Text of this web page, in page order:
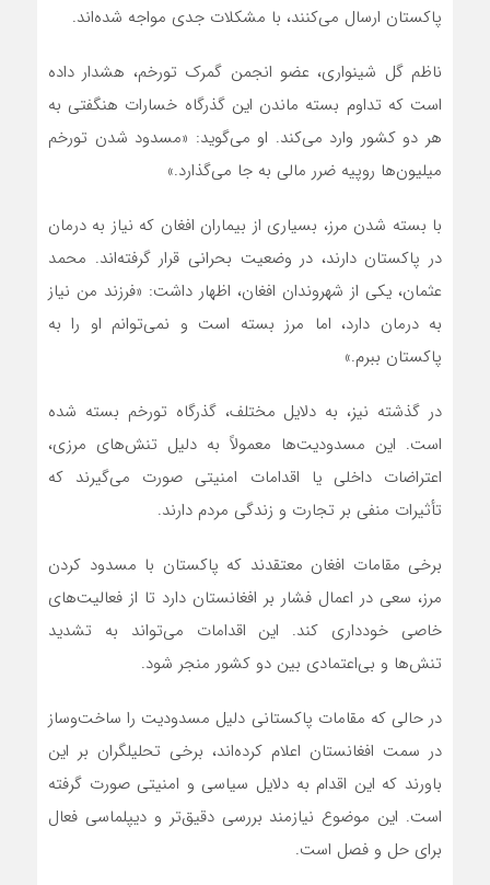
پاکستان ارسال می‌کنند، با مشکلات جدی مواجه شده‌اند.
ناظم گل شینواری، عضو انجمن گمرک تورخم، هشدار داده
است که تداوم بسته ماندن این گذرگاه خسارات هنگفتی به
هر دو کشور وارد می‌کند. او می‌گوید: «مسدود شدن تورخم
میلیون‌ها روپیه ضرر مالی به جا می‌گذارد.»
با بسته شدن مرز، بسیاری از بیماران افغان که نیاز به درمان
در پاکستان دارند، در وضعیت بحرانی قرار گرفته‌اند. محمد
عثمان، یکی از شهروندان افغان، اظهار داشت: «فرزند من نیاز
به درمان دارد، اما مرز بسته است و نمی‌توانم او را به
پاکستان ببرم.»
در گذشته نیز، به دلایل مختلف، گذرگاه تورخم بسته شده
است. این مسدودیت‌ها معمولاً به دلیل تنش‌های مرزی،
اعتراضات داخلی یا اقدامات امنیتی صورت می‌گیرند که
تأثیرات منفی بر تجارت و زندگی مردم دارند.
برخی مقامات افغان معتقدند که پاکستان با مسدود کردن
مرز، سعی در اعمال فشار بر افغانستان دارد تا از فعالیت‌های
خاصی خودداری کند. این اقدامات می‌تواند به تشدید
تنش‌ها و بی‌اعتمادی بین دو کشور منجر شود.
در حالی که مقامات پاکستانی دلیل مسدودیت را ساخت‌وساز
در سمت افغانستان اعلام کرده‌اند، برخی تحلیلگران بر این
باورند که این اقدام به دلایل سیاسی و امنیتی صورت گرفته
است. این موضوع نیازمند بررسی دقیق‌تر و دیپلماسی فعال
برای حل و فصل است.